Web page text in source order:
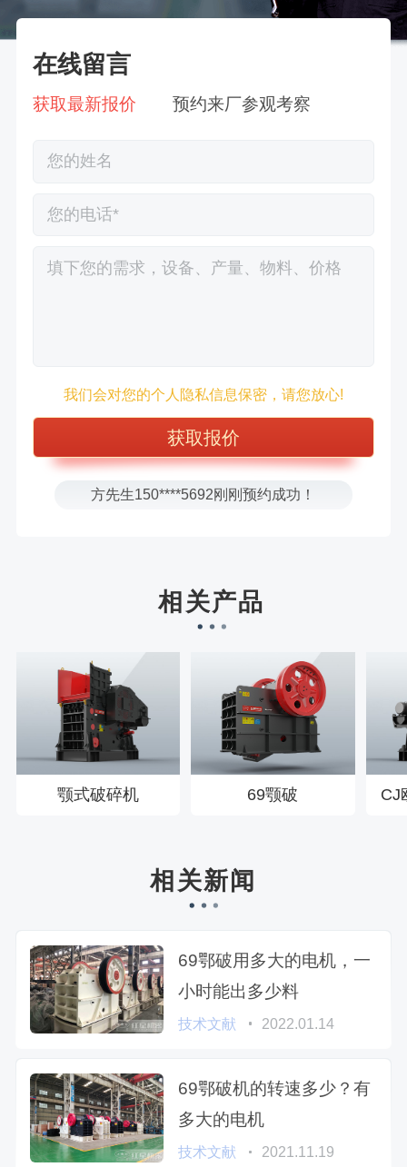
在线留言
获取最新报价 预约来厂参观考察
我们会对您的个人隐私信息保密，请您放心!
张先生131****7997刚刚预约成功！
方先生150****5692刚刚预约成功！
樊先生155****3710刚刚预约成功！
王先生183****6078刚刚预约成功！
相关产品
颚式破碎机 69颚破 CJ
相关新闻
69鄂破用多大的电机，一
小时能出多少料
技术文献 2022.01.14
69鄂破机的转速多少？有
多大的电机
技术文献 2021.11.19